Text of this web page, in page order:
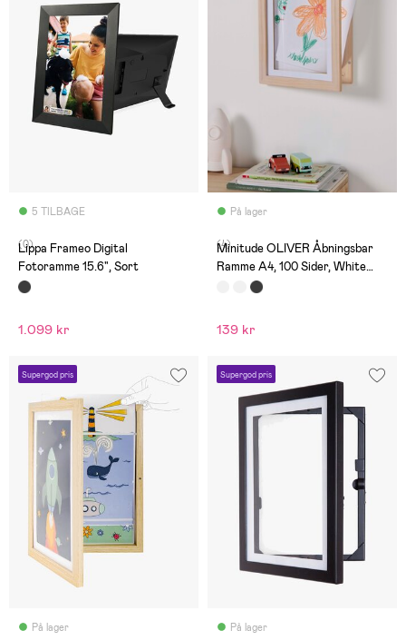
5 TILBAGE
(0)
Lippa Frameo Digital
Fotoramme 15.6", Sort
1.099 kr
På lager
(4)
Minitude OLIVER Åbningsbar
Ramme A4, 100 Sider, White
139 kr
Supergod pris
På lager
Supergod pris
På lager